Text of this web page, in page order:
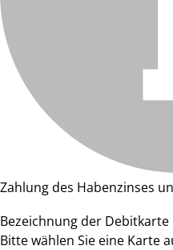
Zahlung des Habenzinses
Bezeichnung der Debitkarte
Bitte wählen Sie eine Karte